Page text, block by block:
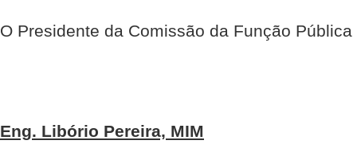
O Presidente da Comissão da Função Pública
Eng. Libório Pereira, MIM